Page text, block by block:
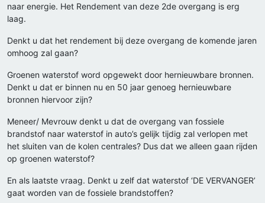
naar energie. Het Rendement van deze 2de overgang is erg
laag.
Denkt u dat het rendement bij deze overgang de komende jaren
omhoog zal gaan?
Groenen waterstof word opgewekt door hernieuwbare bronnen.
Denkt u dat er binnen nu en 50 jaar genoeg hernieuwbare
bronnen hiervoor zijn?
Meneer/ Mevrouw denkt u dat de overgang van fossiele
brandstof naar waterstof in auto’s gelijk tijdig zal verlopen met
het sluiten van de kolen centrales? Dus dat we alleen gaan rijden
op groenen waterstof?
En als laatste vraag. Denkt u zelf dat waterstof ‘DE VERVANGER’
gaat worden van de fossiele brandstoffen?